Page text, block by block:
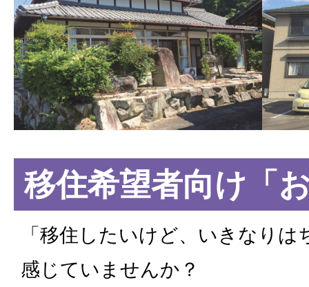
移住希望者向け「
「移住したいけど、いきなり
感じていませんか？